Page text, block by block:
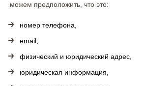
можем предположить, что это:
номер телефона,
email,
физический и юридический адрес,
юридическая информация,